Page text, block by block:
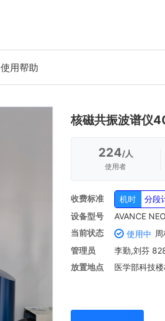
使用帮助
核磁共振波谱仪
224/人
使用者
收费标准 机时
分段
设备型号
AVANCE
当前状态
使用中
管理员
李勤,刘芬
放置地点
医学部科技